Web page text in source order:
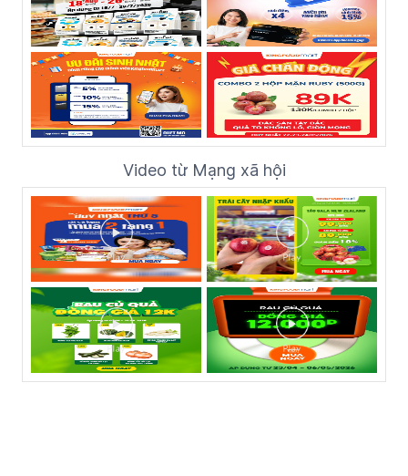
Video từ Mạng xã hội